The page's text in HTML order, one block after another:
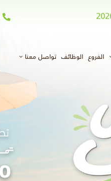
الفروع الوظائف تواصل معنا